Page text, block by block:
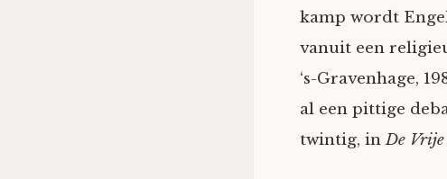
kamp wordt
vanuit een
‘s-Gravenhage,
al een pittige
twintig, inDe